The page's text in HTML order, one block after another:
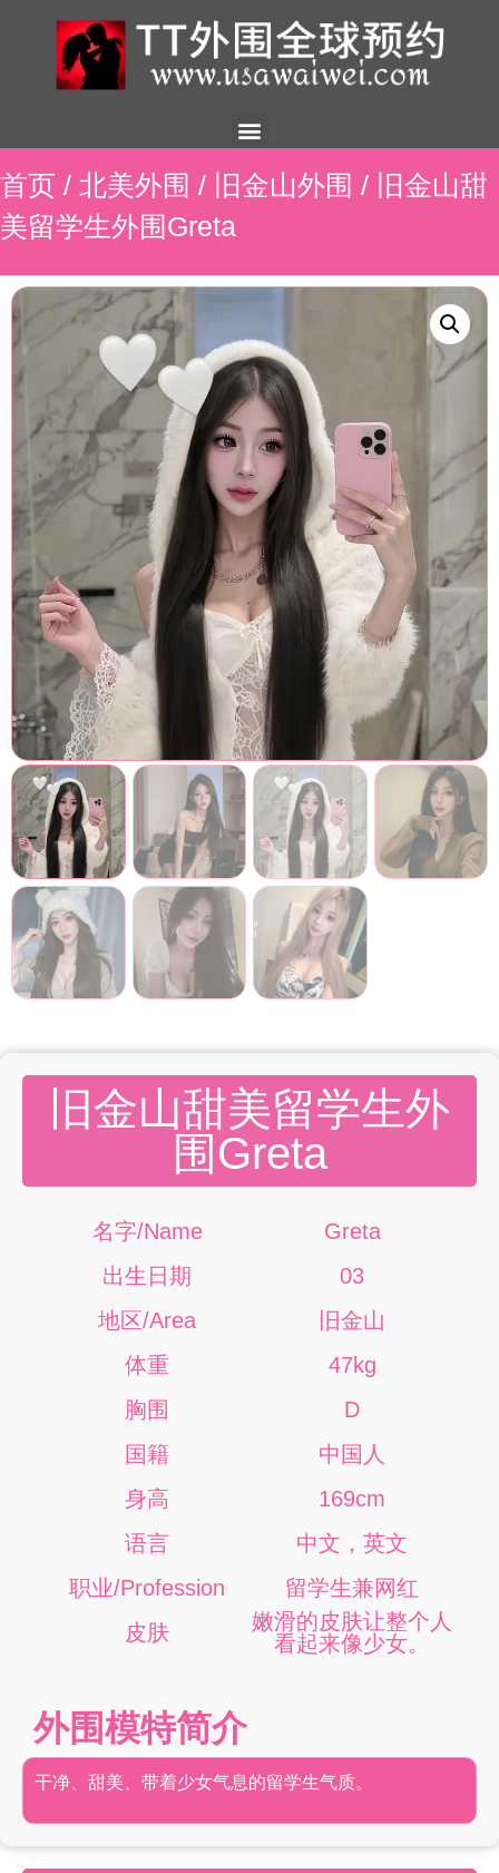
首页 / 北美外围 / 旧金山外围 / 旧金山甜
美留学生外围Greta
旧金山甜美留学生外
围Greta
名字/Name
Greta
出生日期
03
地区/Area
旧金山
体重
47kg
胸围
D
国籍
中国人
身高
169cm
语言
中文，英文
职业/Profession
留学生兼网红
皮肤
嫩滑的皮肤让整个人
看起来像少女。
外围模特简介
干净、甜美、带着少女气息的留学生气质。